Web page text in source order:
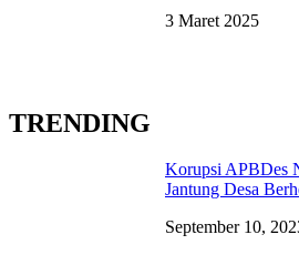
3 Maret 2025
TRENDING
Korupsi APBDes
Jantung Desa
September 10,